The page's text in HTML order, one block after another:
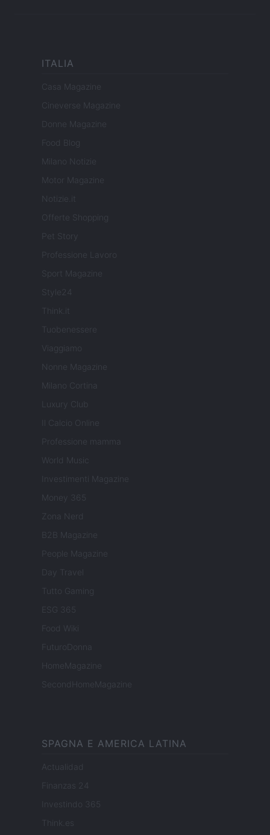
ITALIA
Casa Magazine
Cineverse Magazine
Donne Magazine
Food Blog
Milano Notizie
Motor Magazine
Notizie.it
Offerte Shopping
Pet Story
Professione Lavoro
Sport Magazine
Style24
Think.it
Tuobenessere
Viaggiamo
Nonne Magazine
Milano Cortina
Luxury Club
Il Calcio Online
Professione mamma
World Music
Investimenti Magazine
Money 365
Zona Nerd
B2B Magazine
People Magazine
Day Travel
Tutto Gaming
ESG 365
Food Wiki
FuturoDonna
HomeMagazine
SecondHomeMagazine
SPAGNA E AMERICA LATINA
Actualidad
Finanzas 24
Investindo 365
Think.es